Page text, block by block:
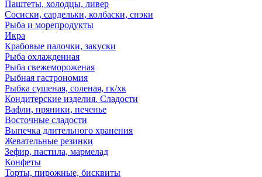
Паштеты, холодцы, ливер
Сосиски, сардельки, колбаски, снэки
Рыба и морепродукты
Икра
Крабовые палочки, закуски
Рыба охлажденная
Рыба свежемороженая
Рыбная гастрономия
Рыбка сушеная, соленая, гк/хк
Кондитерские изделия. Сладости
Вафли, пряники, печенье
Восточные сладости
Выпечка длительного хранения
Жевательные резинки
Зефир, пастила, мармелад
Конфеты
Торты, пирожные, бисквиты